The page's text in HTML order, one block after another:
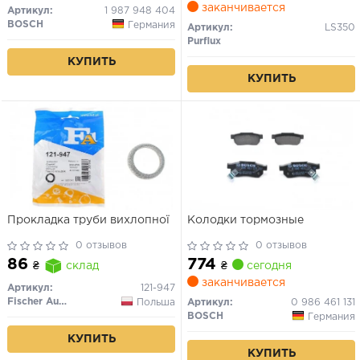
Артикул:
1 987 948 404
BOSCH
Германия
КУПИТЬ
заканчивается
Артикул:
LS350
Purflux
КУПИТЬ
Прокладка труби вихлопної
0 отзывов
86 ₴ склад
Артикул:
121-947
Fischer Automotive One (FA1)
Польша
КУПИТЬ
Колодки тормозные
0 отзывов
774 ₴
сегодня
заканчивается
Артикул:
0 986 461 131
BOSCH
Германия
КУПИТЬ